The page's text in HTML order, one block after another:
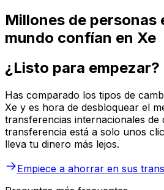
Millones de personas
mundo confían en Xe
¿Listo para empezar?
Has comparado los tipos de
Xe y es hora de desbloquear el
transferencias internacionales de
transferencia está a solo unos
lleva tu dinero más lejos.
Empiece a ahorrar en sus